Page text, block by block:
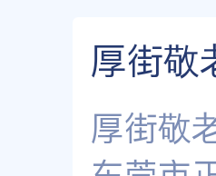
厚街敬
厚街敬